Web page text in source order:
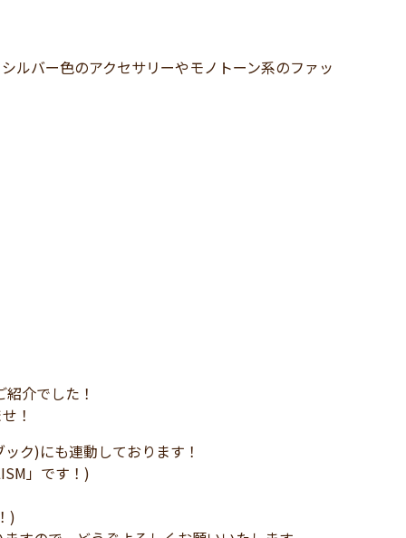
ルバー色のアクセサリーやモノトーン系のファッ
介でした！
！
ク)にも連動しております！
」です！)
)